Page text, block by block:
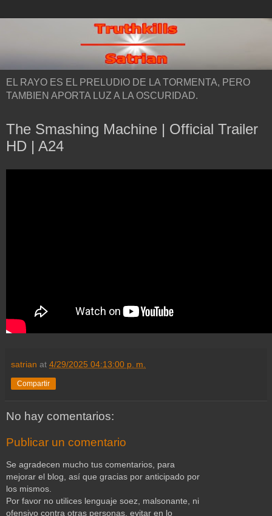
EL RAYO ES EL PRELUDIO DE LA TORMENTA, PERO
TAMBIEN APORTA LUZ A LA OSCURIDAD.
The Smashing Machine | Official Trailer
HD | A24
satrian at 4/29/2025 04:13:00 p. m.
Compartir
No hay comentarios:
Publicar un comentario
Se agradecen mucho tus comentarios, para
mejorar el blog, así que gracias por anticipado por
los mismos.
Por favor no utilices lenguaje soez, malsonante, ni
ofensivo contra otras personas, evitar en lo